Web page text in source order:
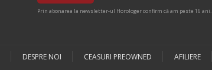
Prin abonarea la newsletter-ul Horologer confirm că am peste 16 ani.
DESPRE NOI CEASURI PREOWNED
AFILIERE